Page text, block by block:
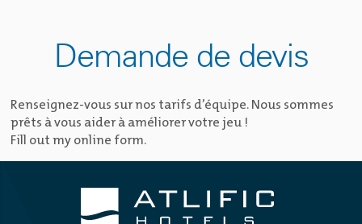
Demande de devis
Renseignez-vous sur nos tarifs d’équipe. Nous sommes
prêts à vous aider à améliorer votre jeu !
Fill out my online form.